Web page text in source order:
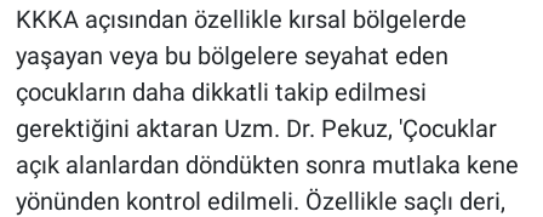
KKKA açısından özellikle kırsal bölgelerde
yaşayan veya bu bölgelere seyahat eden
çocukların daha dikkatli takip edilmesi
gerektiğini aktaran Uzm. Dr. Pekuz, 'Çocuklar
açık alanlardan döndükten sonra mutlaka kene
yönünden kontrol edilmeli. Özellikle saçlı deri,